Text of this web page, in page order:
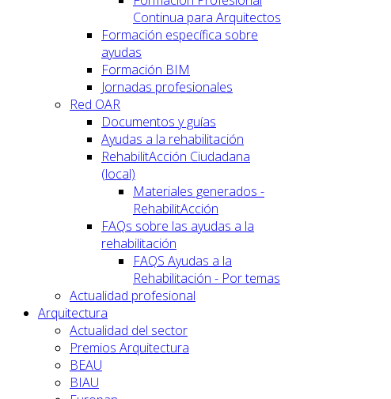
Continua para Arquitectos
Formación específica sobre
ayudas
Formación BIM
Jornadas profesionales
Red OAR
Documentos y guías
Ayudas a la rehabilitación
RehabilitAcción Ciudadana
(local)
Materiales generados -
RehabilitAcción
FAQs sobre las ayudas a la
rehabilitación
FAQS Ayudas a la
Rehabilitación - Por temas
Actualidad profesional
Arquitectura
Actualidad del sector
Premios Arquitectura
BEAU
BIAU